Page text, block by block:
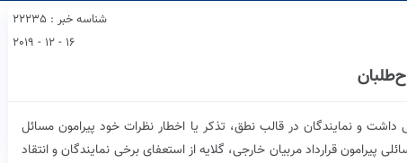
شناسه خبر : 22235
16 - 12 - 2019
و نمایندگان در قالب نطق، تذکر یا اخطار نظرات خود پیرامون مسائل
پیرامون قرارداد مربیان خارجی، گلایه از استعفای برخی نمایندگان و انتقاد